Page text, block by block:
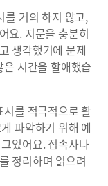
를 거의 하지 않고,
요. 지문을 충분히
생각했기에 문제
시간을 할애했습
를 적극적으로 활
파악하기 위해 예
었어요. 접속사나
정리하며 읽으려